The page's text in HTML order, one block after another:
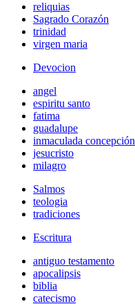
reliquias
Sagrado Corazón
trinidad
virgen maria
Devocion
angel
espiritu santo
fatima
guadalupe
inmaculada concepción
jesucristo
milagro
Salmos
teologia
tradiciones
Escritura
antiguo testamento
apocalipsis
biblia
catecismo